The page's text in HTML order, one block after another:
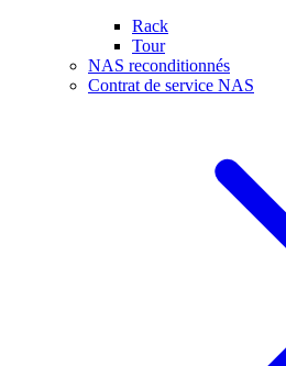
Rack
Tour
NAS reconditionnés
Contrat de service NAS